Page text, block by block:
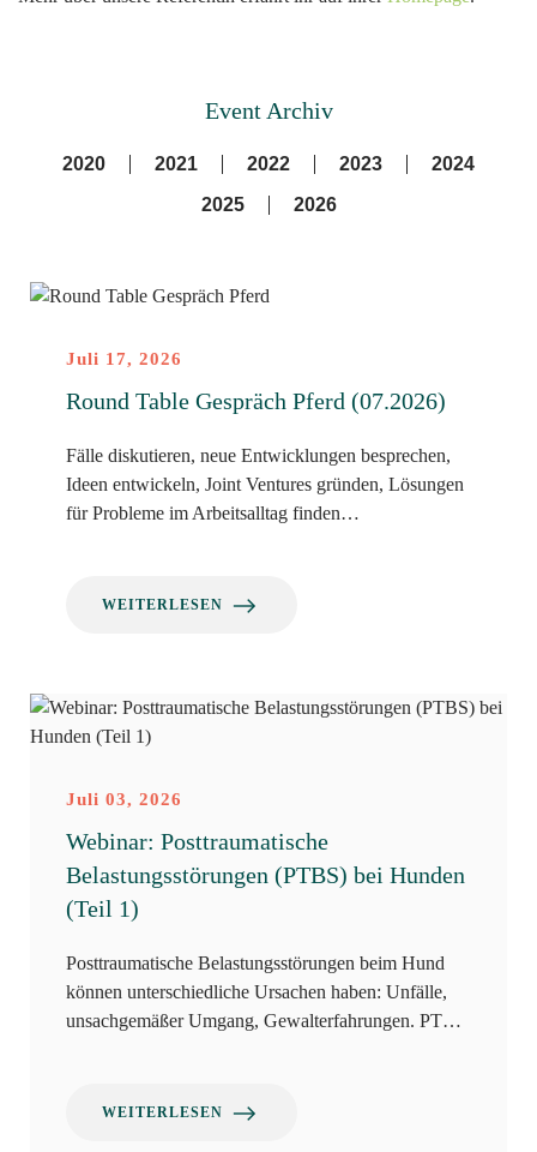
Event Archiv
2020 2021 2022 2023
2024
2025
2026
Juli 17, 2026
Round Table Gespräch Pferd (07.2026)
Fälle diskutieren, neue Entwicklungen besprechen,
Ideen entwickeln, Joint Ventures gründen, Lösungen
für Probleme im Arbeitsalltag finden…
WEITERLESEN
Juli 03, 2026
Webinar: Posttraumatische
Belastungsstörungen (PTBS) bei Hunden
(Teil 1)
Posttraumatische Belastungsstörungen beim Hund
können unterschiedliche Ursachen haben: Unfälle,
unsachgemäßer Umgang, Gewalterfahrungen. PT…
WEITERLESEN